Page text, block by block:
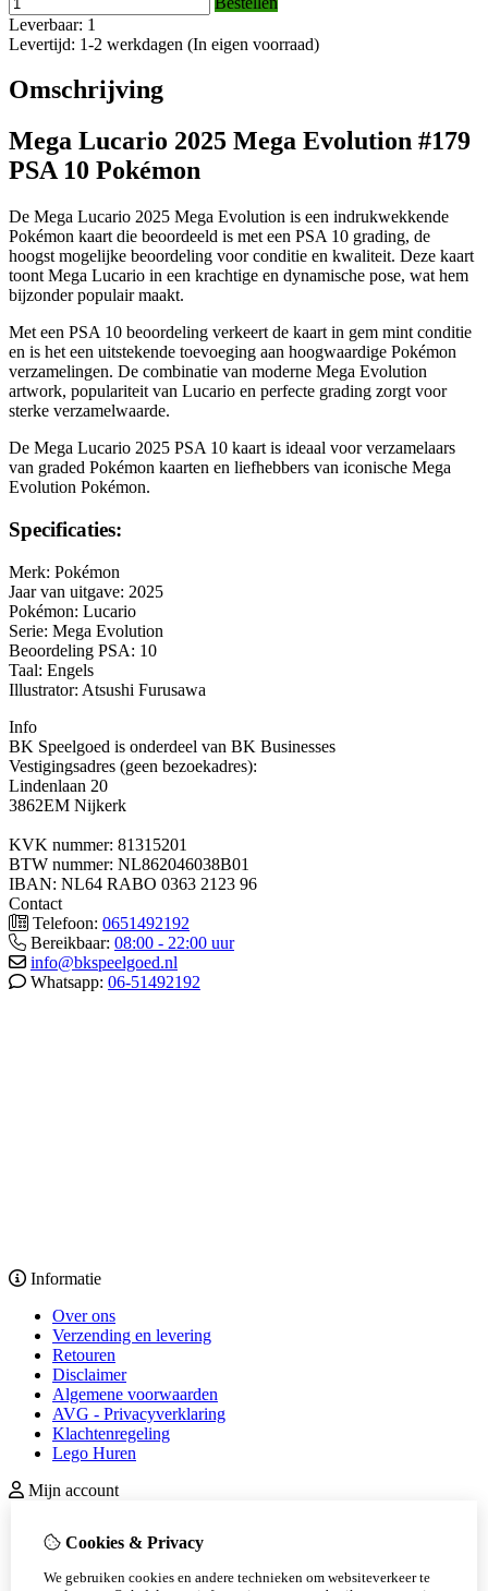
Leverbaar: 1
Levertijd: 1-2 werkdagen (In eigen voorraad)
Omschrijving
Mega Lucario 2025 Mega Evolution #179
PSA 10 Pokémon
De Mega Lucario 2025 Mega Evolution is een indrukwekkende
Pokémon kaart die beoordeeld is met een PSA 10 grading, de
hoogst mogelijke beoordeling voor conditie en kwaliteit. Deze kaart
toont Mega Lucario in een krachtige en dynamische pose, wat hem
bijzonder populair maakt.
Met een PSA 10 beoordeling verkeert de kaart in gem mint conditie
en is het een uitstekende toevoeging aan hoogwaardige Pokémon
verzamelingen. De combinatie van moderne Mega Evolution
artwork, populariteit van Lucario en perfecte grading zorgt voor
sterke verzamelwaarde.
De Mega Lucario 2025 PSA 10 kaart is ideaal voor verzamelaars
van graded Pokémon kaarten en liefhebbers van iconische Mega
Evolution Pokémon.
Specificaties:
Merk: Pokémon
Jaar van uitgave: 2025
Pokémon: Lucario
Serie: Mega Evolution
Beoordeling PSA: 10
Taal: Engels
Illustrator: Atsushi Furusawa
Info
BK Speelgoed is onderdeel van BK Businesses
Vestigingsadres (geen bezoekadres):
Lindenlaan 20
3862EM Nijkerk
KVK nummer: 81315201
BTW nummer: NL862046038B01
IBAN: NL64 RABO 0363 2123 96
Contact
Telefoon: 0651492192
Bereikbaar: 08:00 - 22:00 uur
info@bkspeelgoed.nl
Whatsapp: 06-51492192
Informatie
Over ons
Verzending en levering
Retouren
Disclaimer
Algemene voorwaarden
AVG - Privacyverklaring
Klachtenregeling
Lego Huren
Mijn account
Bestelhistorie
Cookies & Privacy
We gebruiken cookies en andere technieken om websiteverkeer te